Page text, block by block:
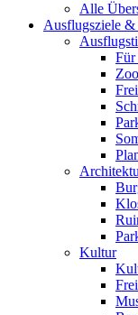
Alle
Ausflugsziele &
Für
Kultur